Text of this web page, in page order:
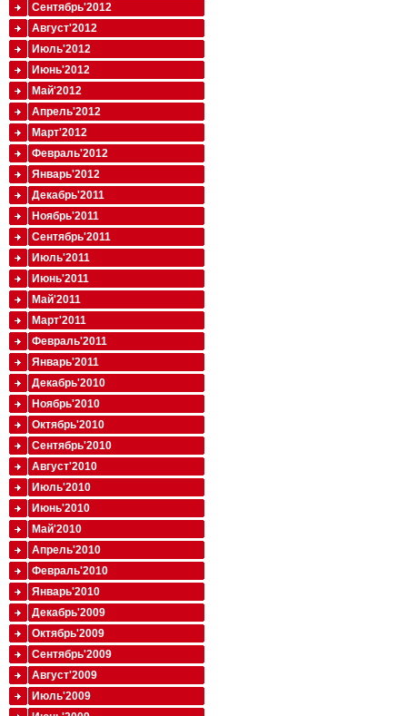
Сентябрь'2012
Август'2012
Июль'2012
Июнь'2012
Май'2012
Апрель'2012
Март'2012
Февраль'2012
Январь'2012
Декабрь'2011
Ноябрь'2011
Сентябрь'2011
Июль'2011
Июнь'2011
Май'2011
Март'2011
Февраль'2011
Январь'2011
Декабрь'2010
Ноябрь'2010
Октябрь'2010
Сентябрь'2010
Август'2010
Июль'2010
Июнь'2010
Май'2010
Апрель'2010
Февраль'2010
Январь'2010
Декабрь'2009
Октябрь'2009
Сентябрь'2009
Август'2009
Июль'2009